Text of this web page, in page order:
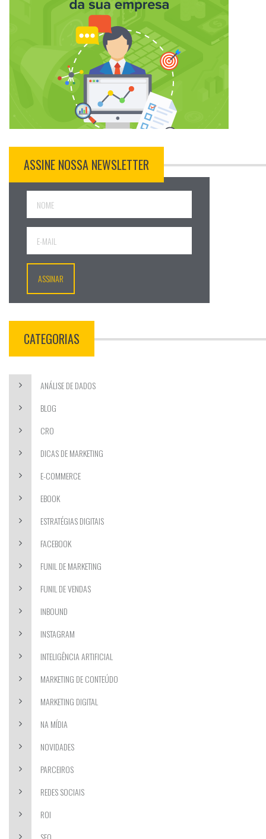
ASSINE NOSSA NEWSLETTER
CATEGORIAS
ANÁLISE DE DADOS
BLOG
CRO
DICAS DE MARKETING
E-COMMERCE
EBOOK
ESTRATÉGIAS DIGITAIS
FACEBOOK
FUNIL DE MARKETING
FUNIL DE VENDAS
INBOUND
INSTAGRAM
INTELIGÊNCIA ARTIFICIAL
MARKETING DE CONTEÚDO
MARKETING DIGITAL
NA MÍDIA
NOVIDADES
PARCEIROS
REDES SOCIAIS
ROI